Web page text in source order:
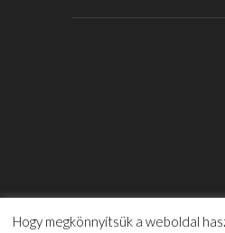
Hogy megkönnyítsük a weboldal